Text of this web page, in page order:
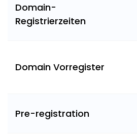
Domain-
Registrierzeiten
Domain Vorregister
Pre-registration